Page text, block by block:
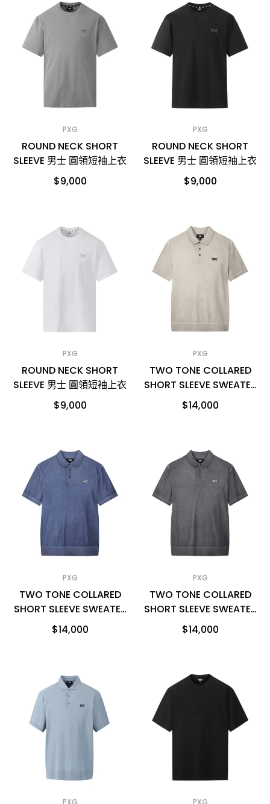
PXG
ROUND NECK SHORT
SLEEVE 男士 圓領短袖上衣
$9,000
PXG
ROUND NECK SHORT
SLEEVE 男士 圓領短袖上衣
$9,000
PXG
ROUND NECK SHORT
SLEEVE 男士 圓領短袖上衣
$9,000
PXG
TWO TONE COLLARED
SHORT SLEEVE SWEATER
男士 短袖針織POLO衫
$14,000
PXG
TWO TONE COLLARED
SHORT SLEEVE SWEATER
男士 短袖針織POLO衫
$14,000
PXG
TWO TONE COLLARED
SHORT SLEEVE SWEATER
男士 短袖針織POLO衫
$14,000
PXG PXG